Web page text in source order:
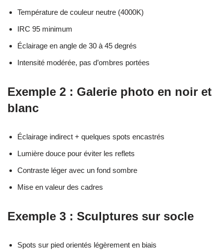
Température de couleur neutre (4000K)
IRC 95 minimum
Éclairage en angle de 30 à 45 degrés
Intensité modérée, pas d’ombres portées
Exemple 2 : Galerie photo en noir et
blanc
Éclairage indirect + quelques spots encastrés
Lumière douce pour éviter les reflets
Contraste léger avec un fond sombre
Mise en valeur des cadres
Exemple 3 : Sculptures sur socle
Spots sur pied orientés légèrement en biais